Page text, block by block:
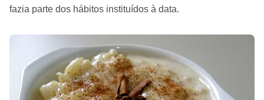
fazia parte dos hábitos instituídos à data.